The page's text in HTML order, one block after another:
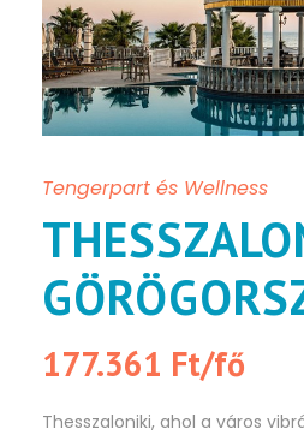
Tengerpart és Wellness
177.361 Ft/fő
Thesszaloniki, ahol a város